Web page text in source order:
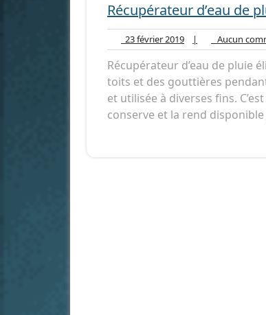
Récupérateur d’eau de
23 février 201923
février
2019
| Aucun
Récupérateur d’eau de pluie
toits et des gouttières
et utilisée à diverses fins.
conserve et la rend